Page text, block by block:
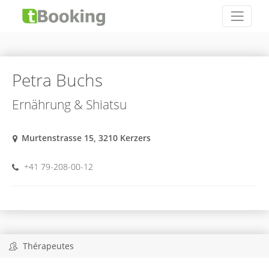
Petra Buchs
Ernährung & Shiatsu
Murtenstrasse 15, 3210 Kerzers
+41 79-208-00-12
Thérapeutes